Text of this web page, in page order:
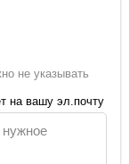
не указывать
на вашу эл.почту